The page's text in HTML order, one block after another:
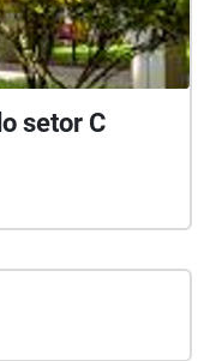
setor C